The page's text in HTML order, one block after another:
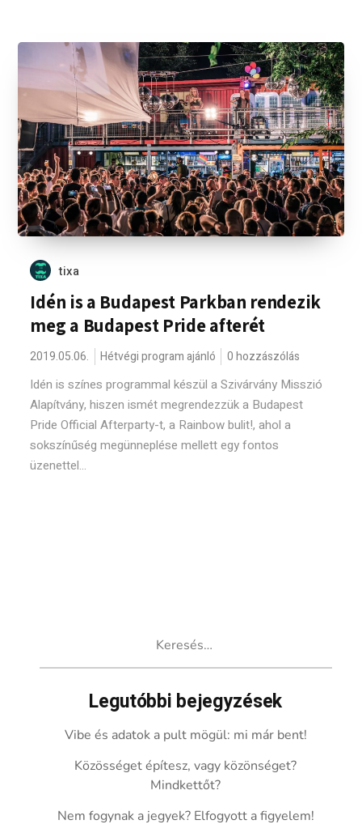
tixa
Idén is a Budapest Parkban rendezik
meg a Budapest Pride afterét
2019.05.06. Hétvégi program ajánló 0 hozzászólás
Idén is színes programmal készül a Szivárvány Misszió
Alapítvány, hiszen ismét megrendezzük a Budapest
Pride Official Afterparty-t, a Rainbow bulit!, ahol a
sokszínűség megünneplése mellett egy fontos
üzenettel...
Legutóbbi bejegyzések
Vibe és adatok a pult mögül: mi már bent!
Közösséget építesz, vagy közönséget?
Mindkettőt?
Nem fogynak a jegyek? Elfogyott a figyelem!